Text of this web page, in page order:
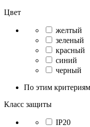
Цвет
желтый
зеленый
красный
синий
черный
По этим
Класс защиты
IP20